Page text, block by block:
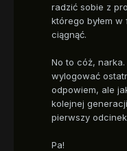
radzić sobie z
którego byłem
ciągnąć.
No to cóż,
wylogować
odpowiem, ale
kolejnej
pierwszy
Pa!